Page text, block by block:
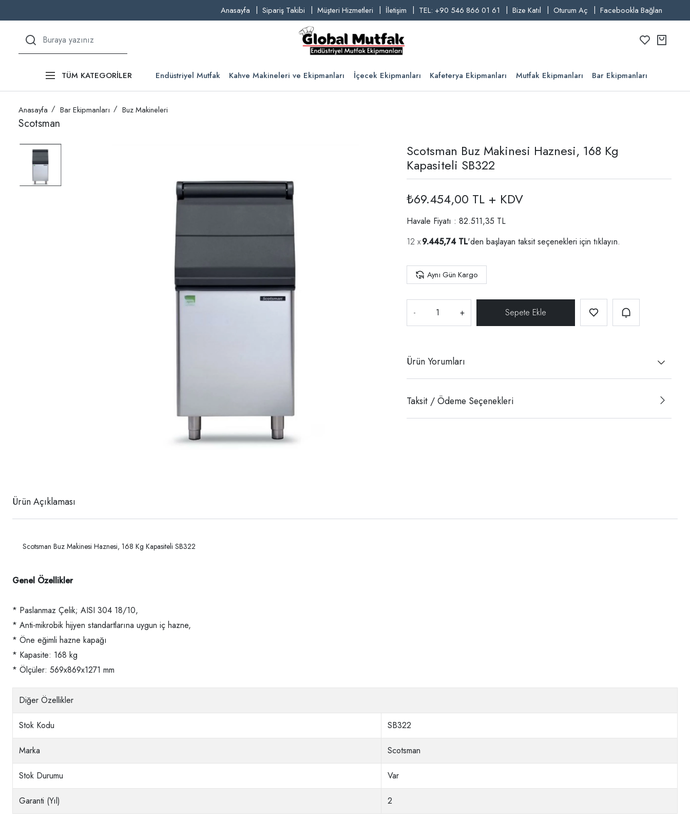
Anasayfa Sipariş Takibi Müşteri Hizmetleri İletişim TEL: +90 546 866 01 61 Bize Katıl Oturum Aç Facebookla Bağlan
TÜM KATEGORİLER Endüstriyel Mutfak Kahve Makineleri ve Ekipmanları İçecek Ekipmanları Kafeterya Ekipmanları Mutfak Ekipmanları Bar Ekipmanları
Anasayfa Bar Ekipmanları Buz Makineleri
Scotsman
Scotsman Buz Makinesi Haznesi, 168 Kg
Kapasiteli SB322
₺69.454,00 TL + KDV
Havale Fiyatı : 82.511,35 TL
9.445,74 TL'den başlayan taksit seçenekleri için tıklayın.
Aynı Gün Kargo
- +
Ürün Yorumları
Taksit / Ödeme Seçenekleri
Ürün Açıklaması
Scotsman Buz Makinesi Haznesi, 168 Kg Kapasiteli SB322
Genel Özellikler
* Paslanmaz Çelik; AISI 304 18/10,
* Anti-mikrobik hijyen standartlarına uygun iç hazne,
* Öne eğimli hazne kapağı
* Kapasite: 168 kg
* Ölçüler: 569x869x1271 mm
Diğer Özellikler
Stok Kodu SB322
Marka Scotsman
Stok Durumu Var
Garanti (Yıl) 2